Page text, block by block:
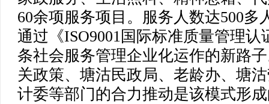
60余项服务项目。服务人数达500多
通过《ISO9001国际标准质量管理
条社会服务管理企业化运作的新路
关政策、塘沽民政局、老龄办、塘
计委等部门的合力推动是该模式形